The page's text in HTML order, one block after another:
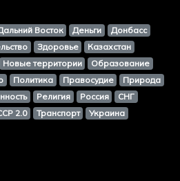
Восток Деньги
Донбасс
Здоровье
Казахстан
Новые территории
Образование
Политика Правосудие
Природа
Религия Россия
СНГ
2.0 Транспорт
Украина